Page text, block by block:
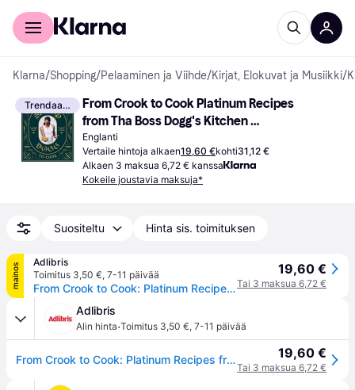
Kuluttajille
Klarna/Shopping/Pelaaminen ja Viihde/Kirjat, Elokuvat ja Musiikki/
Trendaava
From Crook to Cook Platinum Recipes
from Tha Boss Dogg's Kitchen
(Kovakantinen, 2018)
Englanti
Vertaile hintoja alkaen19,60 €kohti31,12 €
Alkaen 3 maksua 6,72 € kanssa
Kokeile joustavia maksuja*
Suositeltu Hinta sis. toimituksen
mainos
Adlibris
Toimitus 3,50 €, 7-11 päivää
From Crook to Cook: Platinum Recipes from Tha Boss Dogg's Kitchen
19,60 €
Tai 3 maksua 6,72 €
Adlibris
Alin hinta·Toimitus 3,50 €, 7-11 päivää
From Crook to Cook: Platinum Recipes from Tha Boss Dogg's Kitchen 19,60 €
Tai 3 maksua 6,72 €